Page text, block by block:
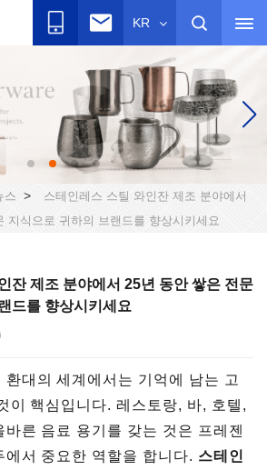
KR
스 >
스테인레스 스틸 와인잔 제조 분야에서
지식으로 귀하의 브랜드를 향상시키세요
잔 제조 분야에서 25년 동안 쌓은 전문
드를 향상시키세요
환대의 세계에서는 기억에 남는 고
이 핵심입니다. 레스토랑, 바, 호텔,
른 음료 용기를 갖는 것은 프레젠
서 중요한 역할을 합니다. 스테인